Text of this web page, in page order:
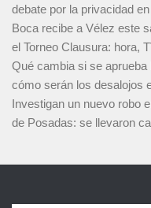
debate por la privacidad
Boca recibe a Vélez este
el Torneo Clausura: hora,
Qué cambia si se
cómo serán los desalojos
Investigan un nuevo robo
de Posadas: se llevaron